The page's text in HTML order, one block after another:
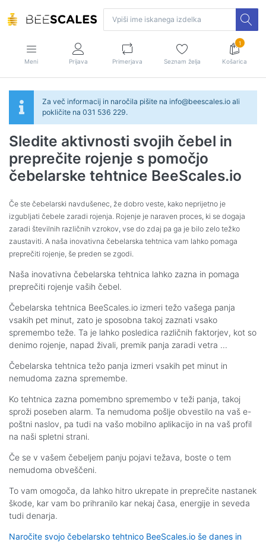
Meni Prijava Primerjava Seznam želja
1
Košarica
Za več informacij in naročila pišite na info@beescales.io ali
pokličite na 031 536 229.
Sledite aktivnosti svojih čebel in
preprečite rojenje s pomočjo
čebelarske tehtnice BeeScales.io
Če ste čebelarski navdušenec, že dobro veste, kako neprijetno je
izgubljati čebele zaradi rojenja. Rojenje je naraven proces, ki se dogaja
zaradi številnih različnih vzrokov, vse do zdaj pa ga je bilo zelo težko
zaustaviti. A naša inovativna čebelarska tehtnica vam lahko pomaga
preprečiti rojenje, še preden se zgodi.
Naša inovativna čebelarska tehtnica lahko zazna in pomaga
preprečiti rojenje vaših čebel.
Čebelarska tehtnica BeeScales.io izmeri težo vašega panja
vsakih pet minut, zato je sposobna takoj zaznati vsako
spremembo teže. Ta je lahko posledica različnih faktorjev, kot so
denimo rojenje, napad živali, premik panja zaradi vetra ...
Čebelarska tehtnica težo panja izmeri vsakih pet minut in
nemudoma zazna spremembe.
Ko tehtnica zazna pomembno spremembo v teži panja, takoj
sproži poseben alarm. Ta nemudoma pošlje obvestilo na vaš e-
poštni naslov, pa tudi na vašo mobilno aplikacijo in na vaš profil
na naši spletni strani.
Če se v vašem čebeljem panju pojavi težava, boste o tem
nemudoma obveščeni.
To vam omogoča, da lahko hitro ukrepate in preprečite nastanek
škode, kar vam bo prihranilo kar nekaj časa, energije in seveda
tudi denarja.
Naročite svojo čebelarsko tehtnico BeeScales.io še danes in